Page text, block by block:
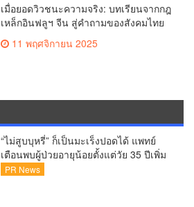
เมื่อยอดวิวชนะความจริง: บทเรียนจากกฎ
เหล็กอินฟลูฯ จีน สู่คำถามของสังคมไทย
11 พฤศจิกายน 2025
“ไม่สูบบุหรี่” ก็เป็นมะเร็งปอดได้ แพทย์
เตือนพบผู้ป่วยอายุน้อยตั้งแต่วัย 35 ปีเพิ่ม
ขึ้นคนไทยกว่า 70% รู้ตัวเมื่อโรคลุกลาม
PR News